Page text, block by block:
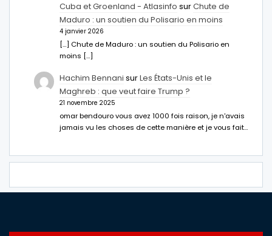
Cuba et Groenland - Atlasinfo surChute de
Maduro : un soutien du Polisario en moins
4 janvier 2026
[…] Chute de Maduro : un soutien du Polisario en
moins […]
Hachim Bennani surLes États-Unis et le
Maghreb : que veut faire Trump ?
21 novembre 2025
omar bendouro vous avez 1000 fois raison, je n'avais
jamais vu les choses de cette manière et je vous fait…